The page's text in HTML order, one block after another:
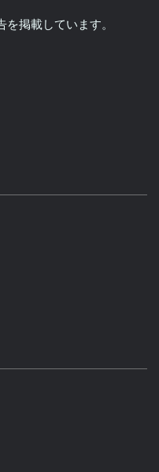
掲載しています。